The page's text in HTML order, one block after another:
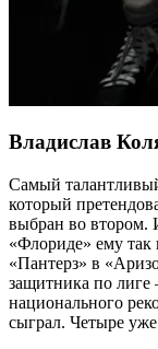
Владислав
Самый
который
выбран во
«Флориде» ему
«Пантерз» в
защитника по лиге
национального
сыграл. Четыре